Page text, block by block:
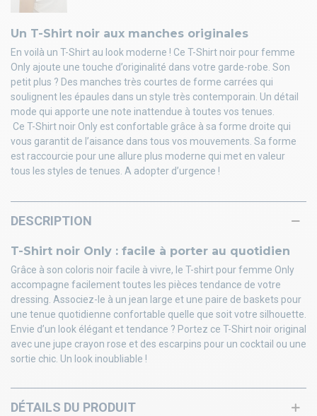
Un T-Shirt noir aux manches originales
En voilà un T-Shirt au look moderne ! Ce T-Shirt noir pour femme
Only ajoute une touche d’originalité dans votre garde-robe. Son
petit plus ? Des manches très courtes de forme carrées qui
soulignent les épaules dans un style très contemporain. Un détail
mode qui apporte une note inattendue à toutes vos tenues.
Ce T-Shirt noir Only est confortable grâce à sa forme droite qui
vous garantit de l’aisance dans tous vos mouvements. Sa forme
est raccourcie pour une allure plus moderne qui met en valeur
tous les styles de tenues. A adopter d’urgence !
DESCRIPTION
T-Shirt noir Only : facile à porter au quotidien
Grâce à son coloris noir facile à vivre, le T-shirt pour femme Only
accompagne facilement toutes les pièces tendance de votre
dressing. Associez-le à un jean large et une paire de baskets pour
une tenue quotidienne confortable quelle que soit votre silhouette.
Envie d’un look élégant et tendance ? Portez ce T-Shirt noir original
avec une jupe crayon rose et des escarpins pour un cocktail ou une
sortie chic. Un look inoubliable !
DÉTAILS DU PRODUIT